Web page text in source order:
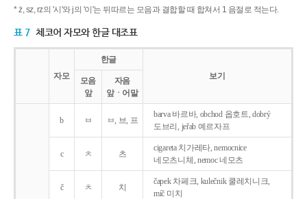
* ż, sz, rz의 '시'와 j의 '이'는 뒤따르는 모음과 결합할 때 합쳐서 1 음절로 적는다.
표 7 체코어 자모와 한글 대조표
자모
한글
보기
모음
앞
자음
앞ㆍ어말
b ㅂ ㅂ, 브, 프
barva 바르바, obchod 옵호트, dobrý
도브리, jeřab 예르자프
c ㅊ 츠
cigareta 치가레타, nemocnice
네모츠니체, nemoc 네모츠
č ㅊ 치
čapek 차페크, kulečnik 쿨레치니크,
míč 미치